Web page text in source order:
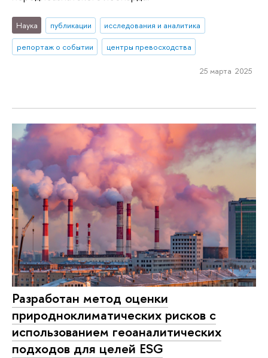
Наука публикации
исследования и аналитика
репортаж о событии
центры превосходства
25 марта 2025
Разработан метод оценки
природноклиматических рисков с
использованием геоаналитических
подходов для целей ESG